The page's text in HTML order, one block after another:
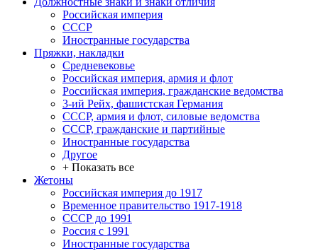
Российская империя
СССР
Иностранные государства
Пряжки, накладки
Средневековье
Российская империя, армия и флот
Российская империя, гражданские ведомства
3-ий Рейх, фашистская Германия
СССР, армия и флот, силовые ведомства
СССР, гражданские и партийные
Иностранные государства
Другое
+ Показать все
Жетоны
Российская империя до 1917
Временное правительство 1917-1918
СССР до 1991
Россия с 1991
Иностранные государства